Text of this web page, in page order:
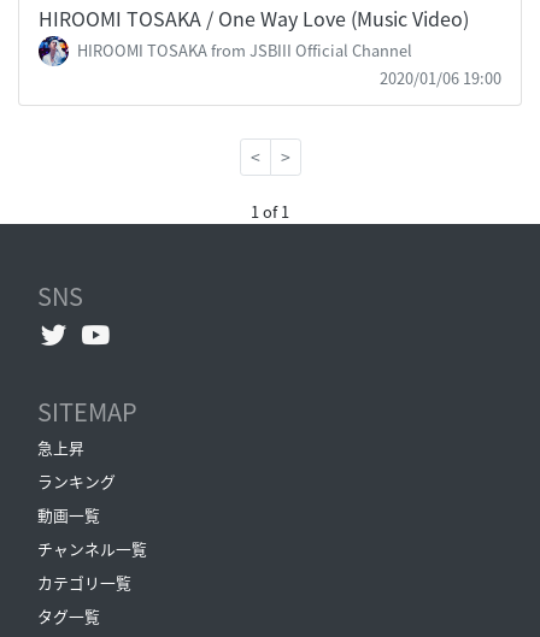
HIROOMI TOSAKA / One Way Love (Music Video)
HIROOMI TOSAKA from JSBIII Official Channel
2020/01/06 19:00
< >
1 of 1
SNS
SITEMAP
急上昇
ランキング
動画一覧
チャンネル一覧
カテゴリ一覧
タグ一覧